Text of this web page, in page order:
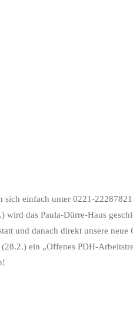
einfach unter 0221-
das Paula-Dürre-Haus
und danach direkt unsere neue
ein „Offenes PDH-